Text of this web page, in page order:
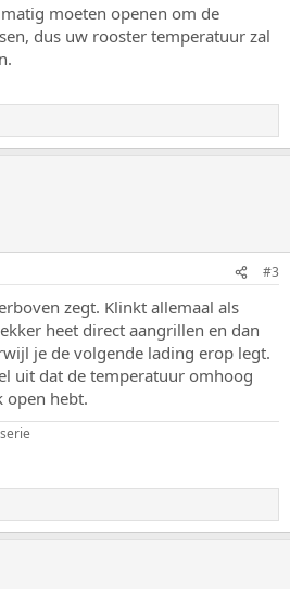
moeten openen om de
dus uw rooster temperatuur zal
#3
zegt. Klinkt allemaal als
heet direct aangrillen en dan
je de volgende lading erop legt.
uit dat de temperatuur omhoog
open hebt.